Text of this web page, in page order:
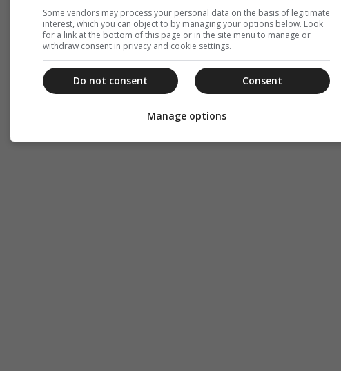
Some vendors may process your personal data on the basis of legitimate
interest, which you can object to by managing your options below. Look
for a link at the bottom of this page or in the site menu to manage or
withdraw consent in privacy and cookie settings.
Consent
Do not consent
Manage options